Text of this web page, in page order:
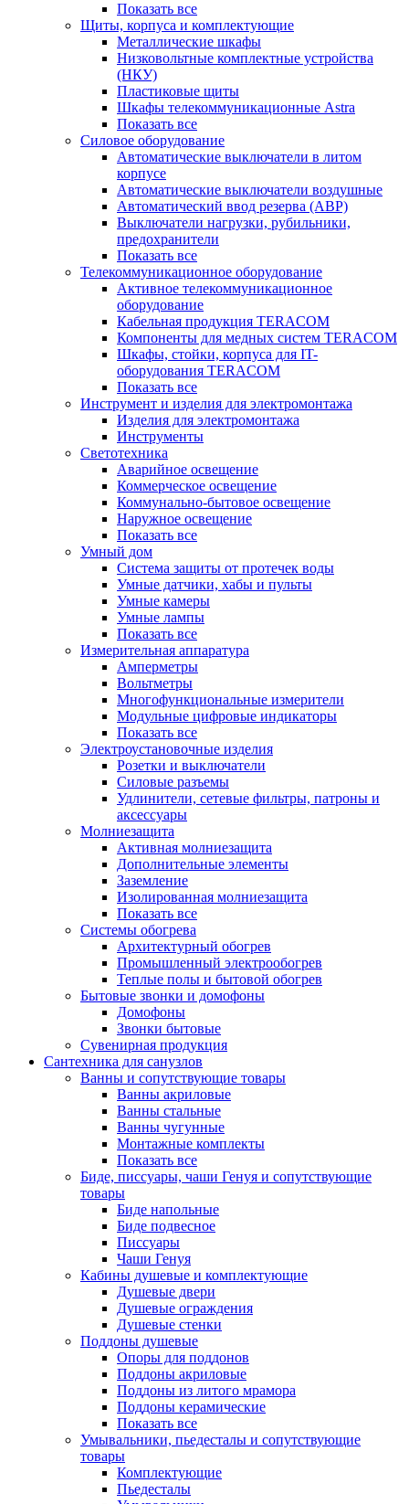
Показать все
Щиты, корпуса и комплектующие
Металлические шкафы
Низковольтные комплектные устройства
(НКУ)
Пластиковые щиты
Шкафы телекоммуникационные Astra
Показать все
Силовое оборудование
Автоматические выключатели в литом
корпусе
Автоматические выключатели воздушные
Автоматический ввод резерва (АВР)
Выключатели нагрузки, рубильники,
предохранители
Показать все
Телекоммуникационное оборудование
Активное телекоммуникационное
оборудование
Кабельная продукция TERACOM
Компоненты для медных систем TERACOM
Шкафы, стойки, корпуса для IT-
оборудования TERACOM
Показать все
Инструмент и изделия для электромонтажа
Изделия для электромонтажа
Инструменты
Светотехника
Аварийное освещение
Коммерческое освещение
Коммунально-бытовое освещение
Наружное освещение
Показать все
Умный дом
Система защиты от протечек воды
Умные датчики, хабы и пульты
Умные камеры
Умные лампы
Показать все
Измерительная аппаратура
Амперметры
Вольтметры
Многофункциональные измерители
Модульные цифровые индикаторы
Показать все
Электроустановочные изделия
Розетки и выключатели
Силовые разъемы
Удлинители, сетевые фильтры, патроны и
аксессуары
Молниезащита
Активная молниезащита
Дополнительные элементы
Заземление
Изолированная молниезащита
Показать все
Системы обогрева
Архитектурный обогрев
Промышленный электрообогрев
Теплые полы и бытовой обогрев
Бытовые звонки и домофоны
Домофоны
Звонки бытовые
Сувенирная продукция
Сантехника для санузлов
Ванны и сопутствующие товары
Ванны акриловые
Ванны стальные
Ванны чугунные
Монтажные комплекты
Показать все
Биде, писсуары, чаши Генуя и сопутствующие
товары
Биде напольные
Биде подвесное
Писсуары
Чаши Генуя
Кабины душевые и комплектующие
Душевые двери
Душевые ограждения
Душевые стенки
Поддоны душевые
Опоры для поддонов
Поддоны акриловые
Поддоны из литого мрамора
Поддоны керамические
Показать все
Умывальники, пьедесталы и сопутствующие
товары
Комплектующие
Пьедесталы